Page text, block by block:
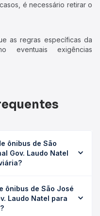
é necessário retirar o
as regras específicas da
eventuais exigências
ônibus de São
Gov. Laudo Natel
Grossa, PR -
podendo variar
(convencional,
ônibus de São José
Laudo Natel para